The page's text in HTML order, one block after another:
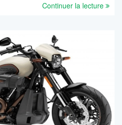
Continuer la lecture